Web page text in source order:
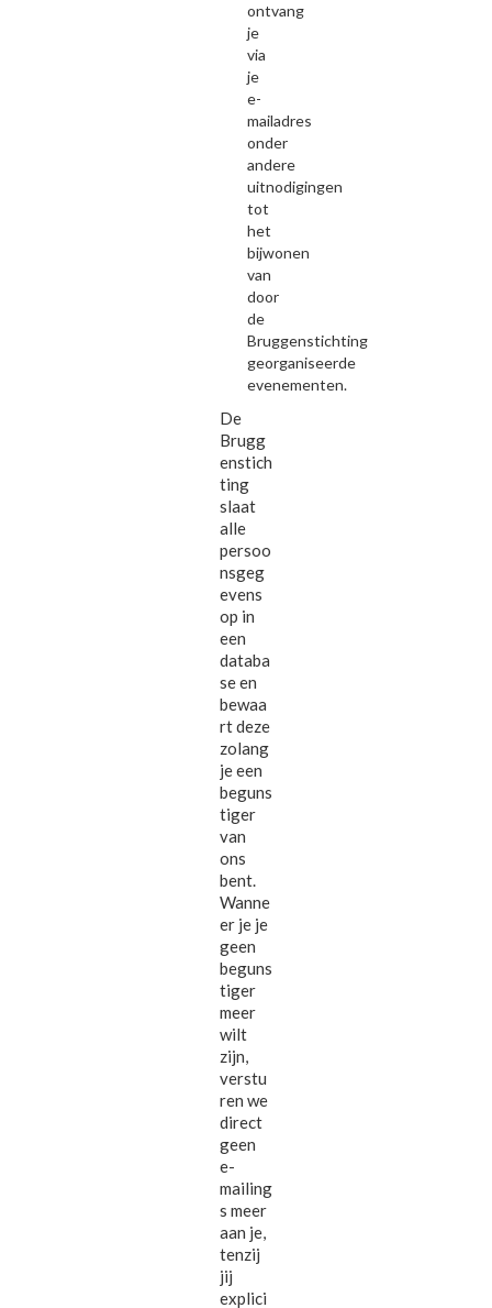
ontvang
je
via
je
e-
mailadres
onder
andere
uitnodigingen
tot
het
bijwonen
van
door
de
Bruggenstichting
georganiseerde
evenementen.
De
Brugg
enstich
ting
slaat
alle
persoo
nsgeg
evens
op in
een
databa
se en
bewaa
rt deze
zolang
je een
beguns
tiger
van
ons
bent.
Wanne
er je je
geen
beguns
tiger
meer
wilt
zijn,
verstu
ren we
direct
geen
e-
mailing
s meer
aan je,
tenzij
jij
explici